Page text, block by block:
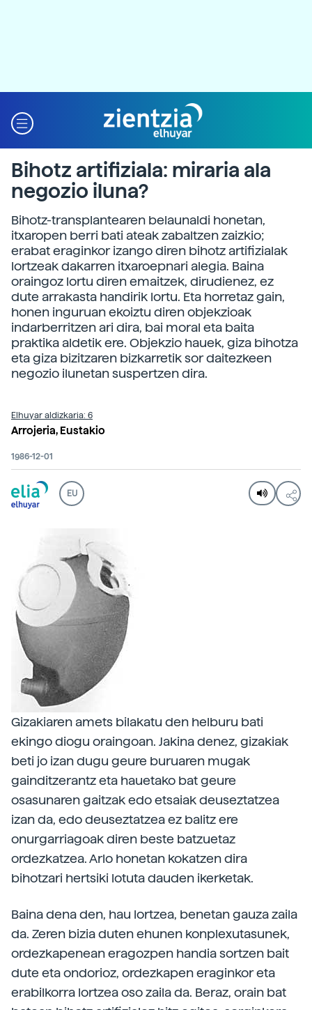
Bihotz artifiziala: miraria ala
negozio iluna?
Bihotz-transplantearen belaunaldi honetan,
itxaropen berri bati ateak zabaltzen zaizkio;
erabat eraginkor izango diren bihotz artifizialak
lortzeak dakarren itxaroepnari alegia. Baina
oraingoz lortu diren emaitzek, dirudienez, ez
dute arrakasta handirik lortu. Eta horretaz gain,
honen inguruan ekoiztu diren objekzioak
indarberritzen ari dira, bai moral eta baita
praktika aldetik ere. Objekzio hauek, giza bihotza
eta giza bizitzaren bizkarretik sor daitezkeen
negozio ilunetan suspertzen dira.
Elhuyar aldizkaria: 6
Arrojeria, Eustakio
1986-12-01
EU
Gizakiaren amets bilakatu den helburu bati
ekingo diogu oraingoan. Jakina denez, gizakiak
beti jo izan dugu geure buruaren mugak
gainditzerantz eta hauetako bat geure
osasunaren gaitzak edo etsaiak deuseztatzea
izan da, edo deuseztatzea ez balitz ere
onurgarriagoak diren beste batzuetaz
ordezkatzea. Arlo honetan kokatzen dira
bihotzari hertsiki lotuta dauden ikerketak.
Baina dena den, hau lortzea, benetan gauza zaila
da. Zeren bizia duten ehunen konplexutasunek,
ordezkapenean eragozpen handia sortzen bait
dute eta ondorioz, ordezkapen eraginkor eta
erabilkorra lortzea oso zaila da. Beraz, orain bat